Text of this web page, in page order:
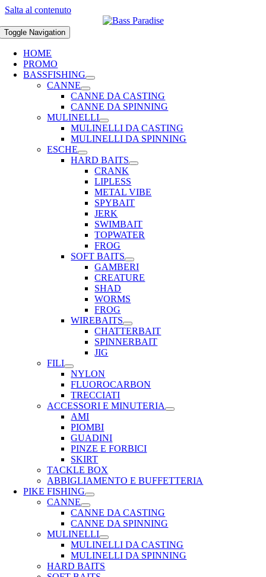
Salta al contenuto
Toggle Navigation
HOME
PROMO
BASSFISHING
CANNE
CANNE DA CASTING
CANNE DA SPINNING
MULINELLI
MULINELLI DA CASTING
MULINELLI DA SPINNING
ESCHE
HARD BAITS
CRANK
LIPLESS
METAL VIBE
SPYBAIT
JERK
SWIMBAIT
TOPWATER
FROG
SOFT BAITS
GAMBERI
CREATURE
SHAD
WORMS
FROG
WIREBAITS
CHATTERBAIT
SPINNERBAIT
JIG
FILI
NYLON
FLUOROCARBON
TRECCIATI
ACCESSORI E MINUTERIA
AMI
PIOMBI
GUADINI
PINZE E FORBICI
SKIRT
TACKLE BOX
ABBIGLIAMENTO E BUFFETTERIA
PIKE FISHING
CANNE
CANNE DA CASTING
CANNE DA SPINNING
MULINELLI
MULINELLI DA CASTING
MULINELLI DA SPINNING
HARD BAITS